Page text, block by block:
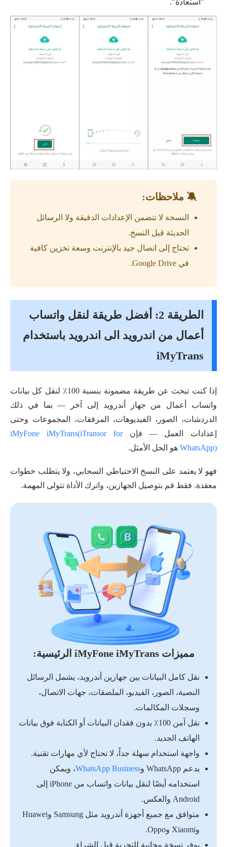
🔕 ملاحظات:
النسخة لا تتضمن الإعدادات الدقيقة ولا الرسائل
الحديثة قبل النسخ.
تحتاج إلى اتصال جيد بالإنترنت وسعة تخزين كافية
في Google Drive.
الطريقة 2: أفضل طريقة لنقل واتساب
أعمال من اندرويد الى اندرويد باستخدام
iMyTrans
إذا كنت تبحث عن طريقة مضمونة بنسبة 100٪ لنقل كل بيانات
واتساب أعمال من جهاز أندرويد إلى آخر — بما في ذلك
الدردشات، الصور، الفيديوهات، المرفقات، المجموعات وحتى
إعدادات العمل — فإنiMyFone iMyTrans(iTransor for
WhatsApp) هو الحل الأمثل.
فهو لا يعتمد على النسخ الاحتياطي السحابي، ولا يتطلب خطوات
معقدة. فقط قم بتوصيل الجهازين، واترك الأداة تتولى المهمة.
مميزات iMyFone iMyTrans الرئيسية:
نقل كامل البيانات بين جهازين أندرويد، يشمل الرسائل
النصية، الصور، الفيديو، الملصقات، جهات الاتصال،
وسجلات المكالمات.
نقل آمن 100٪ بدون فقدان البيانات أو الكتابة فوق بيانات
الهاتف الجديد.
واجهة استخدام سهلة جداً، لا تحتاج لأي مهارات تقنية.
يدعم WhatsApp و
WhatsApp Business، ويمكن
استخدامه أيضًا لنقل بيانات واتساب من iPhone إلى
Android والعكس.
متوافق مع جميع أجهزة أندرويد مثل Samsung وHuawei
وXiaomi وOppo.
يوفر نسخة مجانية للتجربة قبل الشراء.